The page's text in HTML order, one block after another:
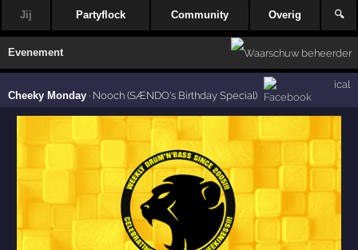
Jij Partyflock Community Overig 🔍
Evenement
Cheeky Monday · Nooch (SÆNDO's Birthday Special)
ical